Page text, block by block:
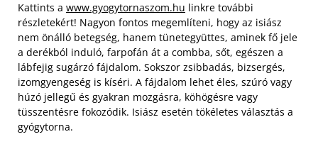
Kattints a www.gyogytornaszom.hu linkre további
részletekért! Nagyon fontos megemlíteni, hogy az isiász
nem önálló betegség, hanem tünetegyüttes, aminek fő jele
a derékból induló, farpofán át a combba, sőt, egészen a
lábfejig sugárzó fájdalom. Sokszor zsibbadás, bizsergés,
izomgyengeség is kíséri. A fájdalom lehet éles, szúró vagy
húzó jellegű és gyakran mozgásra, köhögésre vagy
tüsszentésre fokozódik. Isiász esetén tökéletes választás a
gyógytorna.